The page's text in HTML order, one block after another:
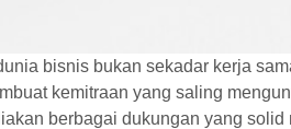
bisnis bukan sekadar kerja
kemitraan yang saling
berbagai dukungan yang